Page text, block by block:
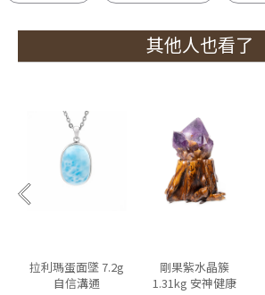
其他人也看了
拉利瑪蛋面墜 7.2g
自信溝通
剛果紫水晶簇
1.31kg 安神健康